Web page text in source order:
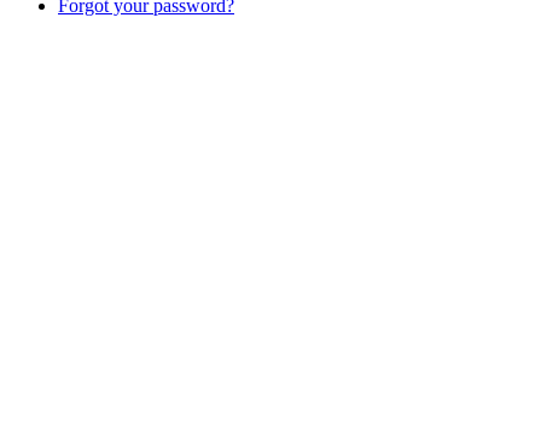
Forgot your password?